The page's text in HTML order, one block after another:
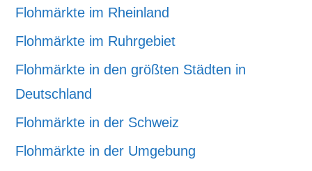
Flohmärkte im Rheinland
Flohmärkte im Ruhrgebiet
Flohmärkte in den größten Städten in
Deutschland
Flohmärkte in der Schweiz
Flohmärkte in der Umgebung